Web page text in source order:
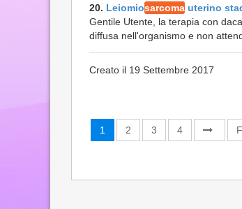
20. Leiomiosarcoma uterino
Gentile Utente, la terapia con
diffusa nell'organismo e non
Creato il 19 Settembre 2017
1 2 3 4